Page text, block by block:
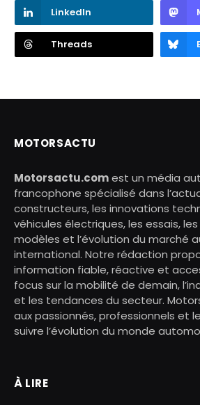
LinkedIn
Threads
MOTORSACTU
Motorsactu.comest un média
francophone spécialisé dans
constructeurs, les innovations
véhicules électriques, les essais,
modèles et l’évolution du marché
international. Notre rédaction
information fiable, réactive et
focus sur la mobilité de demain,
et les tendances du secteur.
aux passionnés, professionnels et
suivre l’évolution du monde
À LIRE